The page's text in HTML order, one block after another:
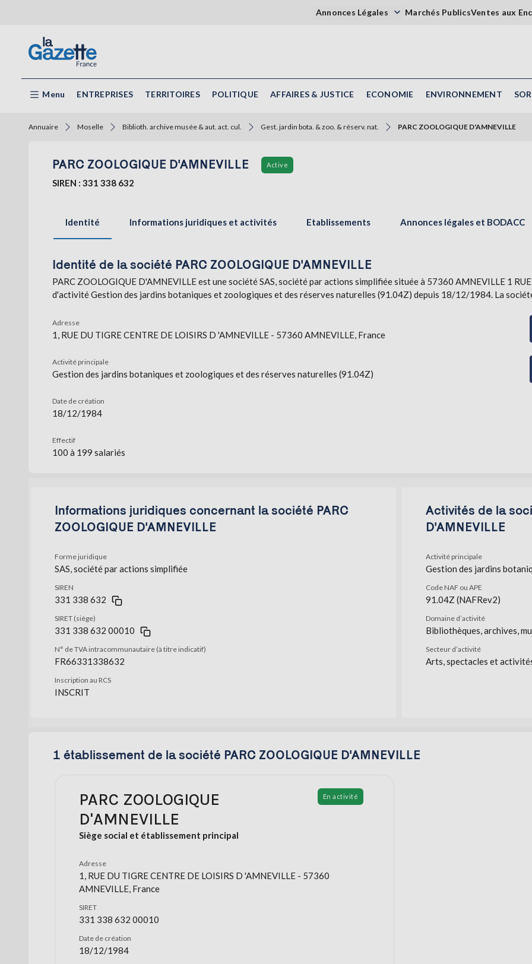
Annonces Légales Marchés PublicsVentes aux
Menu ENTREPRISES TERRITOIRES POLITIQUE AFFAIRES & JUSTICE ECONOMIE ENVIRONNEMENT
Annuaire Moselle Biblioth. archive musée & aut. act. cul. Gest. jardin bota. & zoo. & réserv. nat. PARC ZOOLOGIQUE D'AMNEVILLE
PARC ZOOLOGIQUE D'AMNEVILLE Active
SIREN : 331 338 632
Identité Informations juridiques et activités Etablissements Annonces légales et BODACC
Identité de la société PARC ZOOLOGIQUE D'AMNEVILLE
PARC ZOOLOGIQUE D'AMNEVILLE est une société SAS, société par actions simplifiée située à 57360 AMNEVILLE 1
d'activité Gestion des jardins botaniques et zoologiques et des réserves naturelles (91.04Z) depuis 18/12/1984. La
Adresse
1, RUE DU TIGRE CENTRE DE LOISIRS D 'AMNEVILLE - 57360 AMNEVILLE, France
Activité principale
Gestion des jardins botaniques et zoologiques et des réserves naturelles (91.04Z)
Date de création
18/12/1984
Effectif
100 à 199 salariés
Informations juridiques concernant la société PARC
ZOOLOGIQUE D'AMNEVILLE
Forme juridique
SAS, société par actions simplifiée
SIREN
331 338 632
SIRET (siège)
331 338 632 00010
N° de TVA intracommunautaire (à titre indicatif)
FR66331338632
Inscription au RCS
INSCRIT
Activités de la
D'AMNEVILLE
Activité principale
Gestion des jardins
Code NAF ou APE
91.04Z (NAFRev2)
Domaine d’activité
Bibliothèques, archives,
Secteur d’activité
Arts, spectacles et
1 établissement de la société PARC ZOOLOGIQUE D'AMNEVILLE
PARC ZOOLOGIQUE
D'AMNEVILLE
Siège social et établissement principal
En activité
Adresse
1, RUE DU TIGRE CENTRE DE LOISIRS D 'AMNEVILLE - 57360
AMNEVILLE, France
SIRET
331 338 632 00010
Date de création
18/12/1984